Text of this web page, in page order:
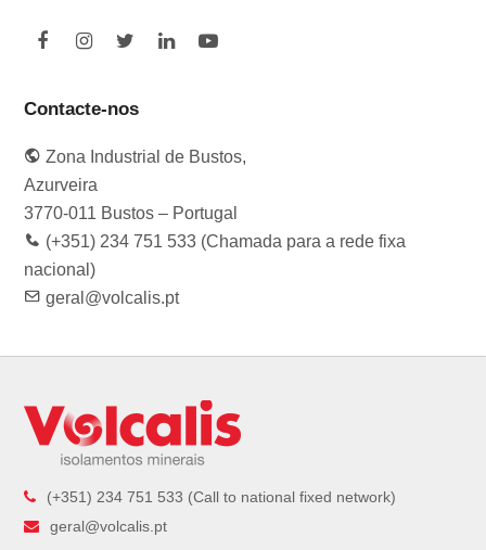
F
e
o
o
k
I
t
g
r
a
m
T
t
e
r
L
d
I
Y
b
e
Contacte-nos
Zona Industrial de Bustos,
Azurveira
3770-011 Bustos – Portugal
(+351) 234 751 533 (Chamada para a rede fixa
nacional)
geral@volcalis.pt
(+351) 234 751 533 (Call to national fixed network)
geral@volcalis.pt